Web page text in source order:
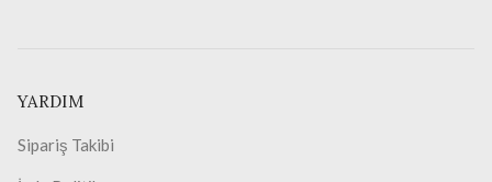
YARDIM
Sipariş Takibi